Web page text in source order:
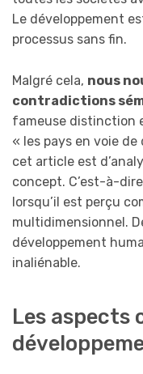
Le développement
processus sans fin.
Malgré cela, nous
contradictions
fameuse distinction
« les pays en voie
cet article est
concept. C’est-à-
lorsqu’il est perçu
multidimensionnel.
développement
inaliénable.
Les aspects